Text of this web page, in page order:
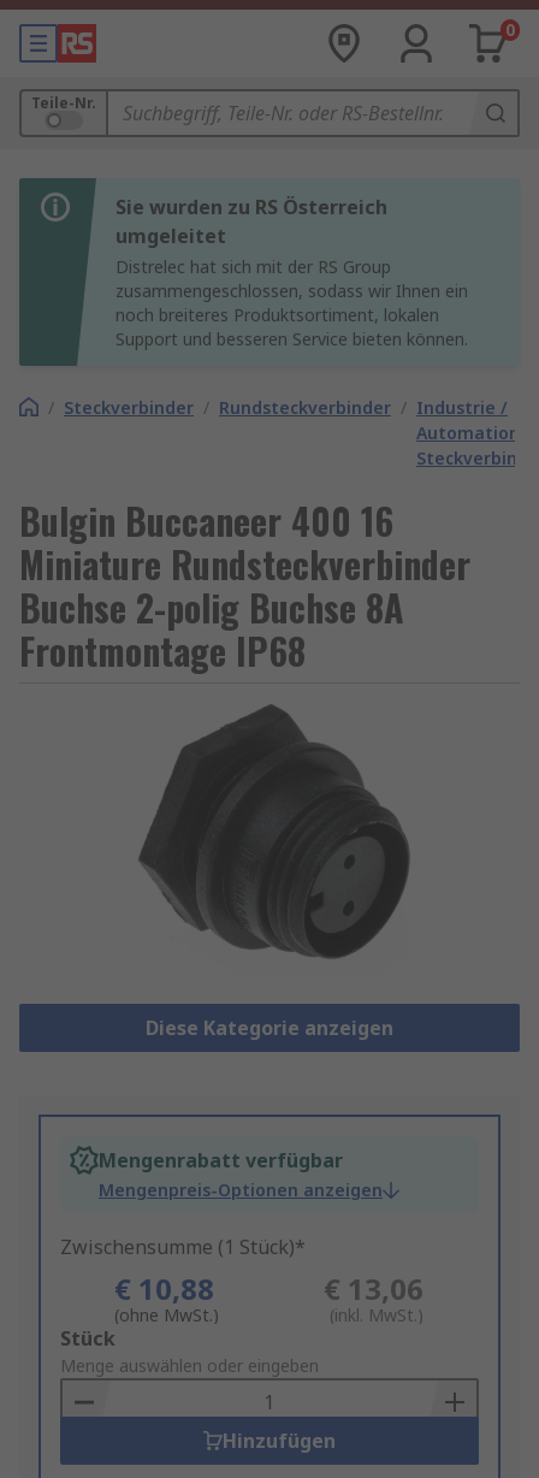
0
Teile-Nr.
Sie wurden zu RS Österreich
umgeleitet
Distrelec hat sich mit der RS Group
zusammengeschlossen, sodass wir Ihnen ein
noch breiteres Produktsortiment, lokalen
Support und besseren Service bieten können.
/ Steckverbinder / Rundsteckverbinder / Industrie /
Automation
Bulgin Buccaneer 400 16
Miniature Rundsteckverbinder
Buchse 2-polig Buchse 8A
Frontmontage IP68
Diese Kategorie anzeigen
Mengenrabatt verfügbar
Mengenpreis-Optionen anzeigen
Zwischensumme (1 Stück)*
€ 10,88
(ohne MwSt.)
€ 13,06
(inkl. MwSt.)
Add
to
Basket
Stück
Menge auswählen oder eingeben
Hinzufügen